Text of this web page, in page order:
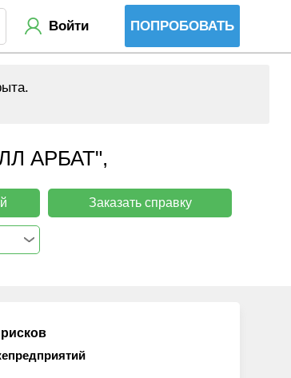
Войти ПОПРОБОВАТЬ
АРБАТ",
Заказать справку